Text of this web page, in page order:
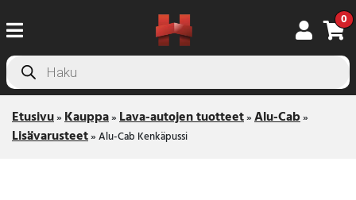
0
Products
search
Etusivu»Kauppa»Lava-autojen tuotteet»Alu-Cab»
Lisävarusteet»Alu-Cab Kenkäpussi